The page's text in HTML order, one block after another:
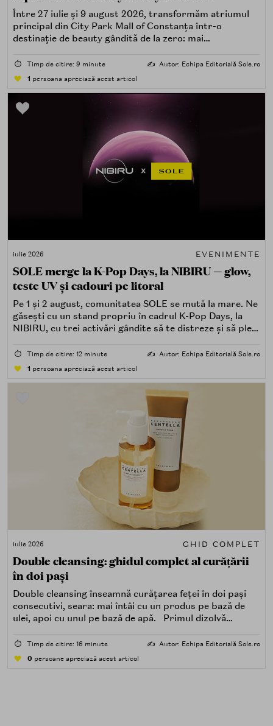
Între 27 iulie și 9 august 2026, transformăm atriumul
principal din City Park Mall of Constanța într-o
destinație de beauty gândită de la zero: mai
care îți place, de fapt, să descoperi produse — testând,
atingând, comparând, întrebând.
⏱️ Timp de citire: 9 minute ✍️ Autor: Echipa Editorială Sole.ro
1 persoana apreciază acest articol
iulie 2026 EVENIMENTE
SOLE merge la K-Pop Days, la NIBIRU — glow,
teste UV și cadouri pe litoral
Pe 1 și 2 august, comunitatea SOLE se mută la mare. Ne
găsești cu un stand propriu în cadrul K-Pop Days, la
NIBIRU, cu trei activări gândite să te distreze și să pleci
⏱️ Timp de citire: 12 minute ✍️ Autor: Echipa Editorială Sole.ro
1 persoana apreciază acest articol
iulie 2026 GHID COMPLET
Double cleansing: ghidul complet al curățării
în doi pași
Double cleansing înseamnă curățarea feței în doi pași
consecutivi, seara: mai întâi cu un produs pe bază de
ulei, apoi cu unul pe bază de apă. Primul dizolvă
poluare. Al doilea îndepărtează impuritățile solubile în
⏱️ Timp de citire: 16 minute ✍️ Autor: Echipa Editorială Sole.ro
0 persoane apreciază acest articol